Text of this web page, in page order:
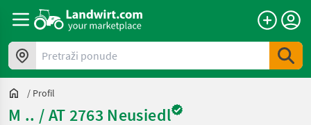
Pretraži ponude
/ Profil
M .. / AT 2763 Neusiedl